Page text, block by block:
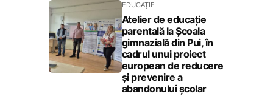
EDUCAȚIE
Atelier de educație
parentală la Școala
gimnazială din Pui, în
cadrul unui proiect
european de reducere
și prevenire a
abandonului școlar